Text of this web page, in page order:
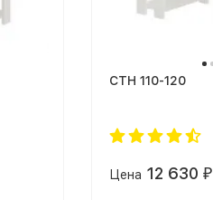
СТН 110-120
Цена 12 630 ₽